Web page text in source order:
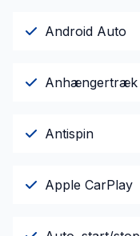
Android Auto
Anhængertræk
Antispin
Apple CarPlay